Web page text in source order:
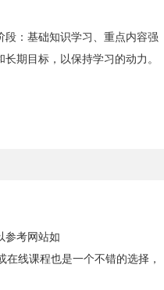
：基础知识学习、重点内容强
期目标，以保持学习的动力。
参考网站如
线课程也是一个不错的选择，